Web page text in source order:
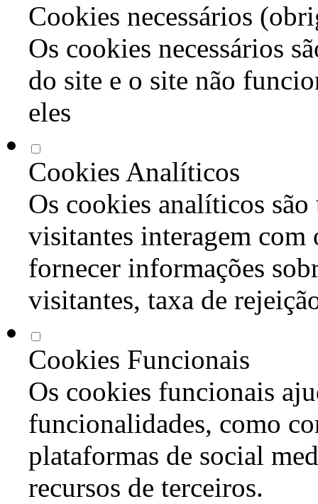
Cookies necessários
Os cookies necessários
do site e o site não
eles
Cookies Analíticos
Os cookies analíticos são
visitantes interagem com
fornecer informações
visitantes, taxa de
Cookies Funcionais
Os cookies funcionais
funcionalidades, como
plataformas de social
recursos de terceiros.